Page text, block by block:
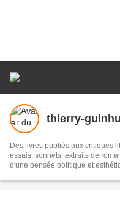
thierry-
Des livres publiés aux critiques
essais, sonnets, extraits de
d'une pensée politique et